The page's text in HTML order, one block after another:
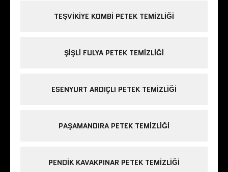
TEŞVIKIYE KOMBI PETEK TEMIZLIĞI
ŞIŞLI FULYA PETEK TEMIZLIĞI
ESENYURT ARDIÇLI PETEK TEMIZLIĞI
PAŞAMANDIRA PETEK TEMIZLIĞI
PENDIK KAVAKPINAR PETEK TEMIZLIĞI